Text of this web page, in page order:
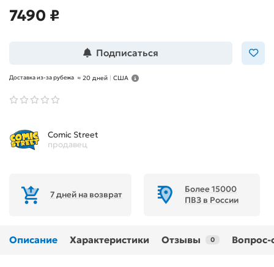
7490 ₽
Подписаться
Доставка из-за рубежа ≈ 20 дней | США
Comic Street
продавец
7 дней на возврат
Более 15000
ПВЗ в России
Описание Характеристики Отзывы 0 Вопрос-